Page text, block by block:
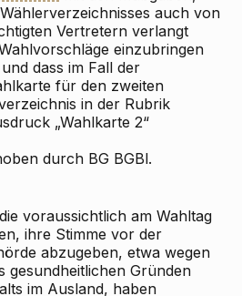
auch von
Vertretern verlangt
einzubringen
dass im Fall der
für den zweiten
in der Rubrik
„Wahlkarte 2“
durch BG BGBl.
voraussichtlich am Wahltag
ihre Stimme vor der
abzugeben, etwa wegen
gesundheitlichen Gründen
im Ausland, haben